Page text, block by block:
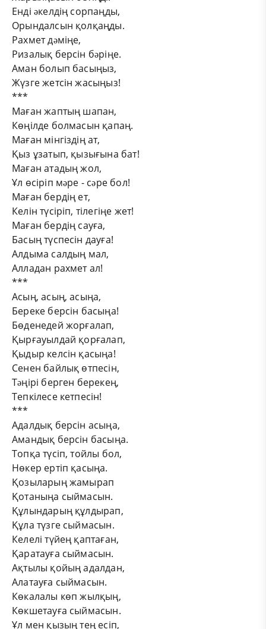
Енді əкелдің сорпаңды,
Орындалсын қолқаңды.
Рахмет дəміңе,
Ризалық берсін бəріңе.
Аман болып басыңыз,
Жүзге жетсін жасыңыз!
***
Маған жаптың шапан,
Көңілде болмасын қапаң.
Маған мінгіздің ат,
Қыз ұзатып, қызығына бат!
Маған атадың жол,
Ұл өсіріп мəре - сəре бол!
Маған бердің ет,
Келін түсіріп, тілегіңе жет!
Маған бердің сауға,
Басың түспесін дауға!
Алдыма салдың мал,
Алладан рахмет ал!
***
Асың, асың, асыңа,
Береке берсін басыңа!
Бөденедей жорғалап,
Қырғауылдай қорғалап,
Қыдыр келсін қасыңа!
Сенен байлық өтпесін,
Тəңірі берген берекең,
Тепкілесе кетпесін!
***
Адалдық берсін асыңа,
Амандық берсін басыңа.
Топқа түсіп, тойлы бол,
Нөкер ертіп қасыңа.
Қозыларың жамырап
Қотаныңа сыймасын.
Құлындарың құлдырап,
Құла түзге сыймасын.
Келелі түйең қаптаған,
Қаратауға сыймасын.
Ақтылы қойың адалдан,
Алатауға сыймасын.
Көкалалы көп жылқың,
Көкшетауға сыймасын.
Ұл мен қызың тең есіп,